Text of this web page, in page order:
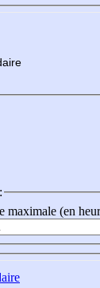
maximale (en